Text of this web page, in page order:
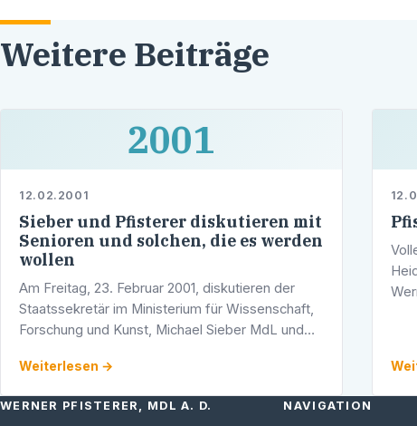
Weitere Beiträge
2001
12.02.2001
Sieber und Pfisterer diskutieren mit
Senioren und solchen, die es werden
wollen
Am Freitag, 23. Februar 2001, diskutieren der
Staatssekretär im Ministerium für Wissenschaft,
Forschung und Kunst, Michael Sieber MdL und
Pfisterer mit Heidelberger Senioren …
Weiterlesen →
WERNER PFISTERER, MDL A. D. NAVIGATION